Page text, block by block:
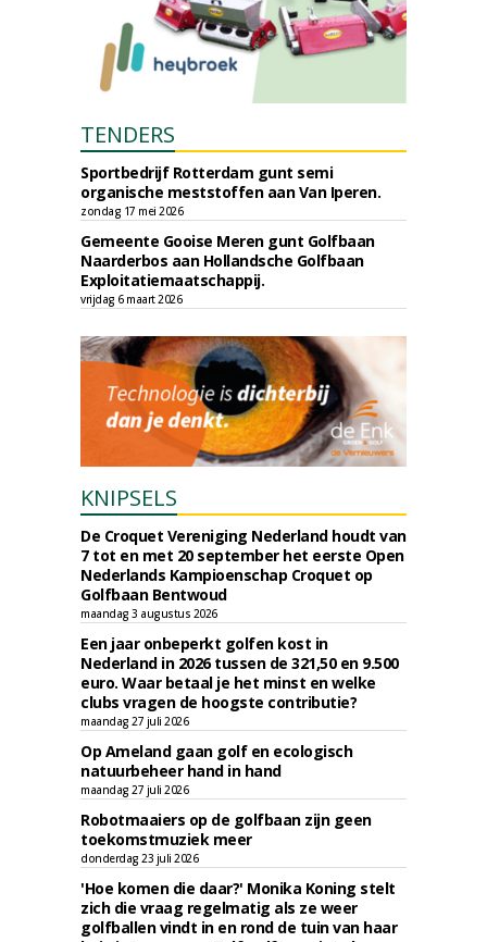
TENDERS
Sportbedrijf Rotterdam gunt semi
organische meststoffen aan Van Iperen.
zondag 17 mei 2026
Gemeente Gooise Meren gunt Golfbaan
Naarderbos aan Hollandsche Golfbaan
Exploitatiemaatschappij.
vrijdag 6 maart 2026
KNIPSELS
De Croquet Vereniging Nederland houdt van
7 tot en met 20 september het eerste Open
Nederlands Kampioenschap Croquet op
Golfbaan Bentwoud
maandag 3 augustus 2026
Een jaar onbeperkt golfen kost in
Nederland in 2026 tussen de 321,50 en 9.500
euro. Waar betaal je het minst en welke
clubs vragen de hoogste contributie?
maandag 27 juli 2026
Op Ameland gaan golf en ecologisch
natuurbeheer hand in hand
maandag 27 juli 2026
Robotmaaiers op de golfbaan zijn geen
toekomstmuziek meer
donderdag 23 juli 2026
'Hoe komen die daar?' Monika Koning stelt
zich die vraag regelmatig als ze weer
golfballen vindt in en rond de tuin van haar